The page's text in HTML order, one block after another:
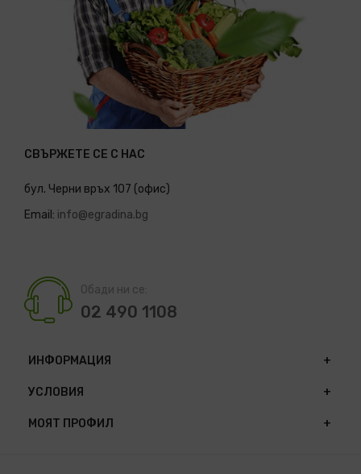
СВЪРЖЕТЕ СЕ С НАС
бул. Черни връх 107 (офис)
Email: info@egradina.bg
Обади ни се:
02 490 1108
ИНФОРМАЦИЯ
УСЛОВИЯ
МОЯТ ПРОФИЛ